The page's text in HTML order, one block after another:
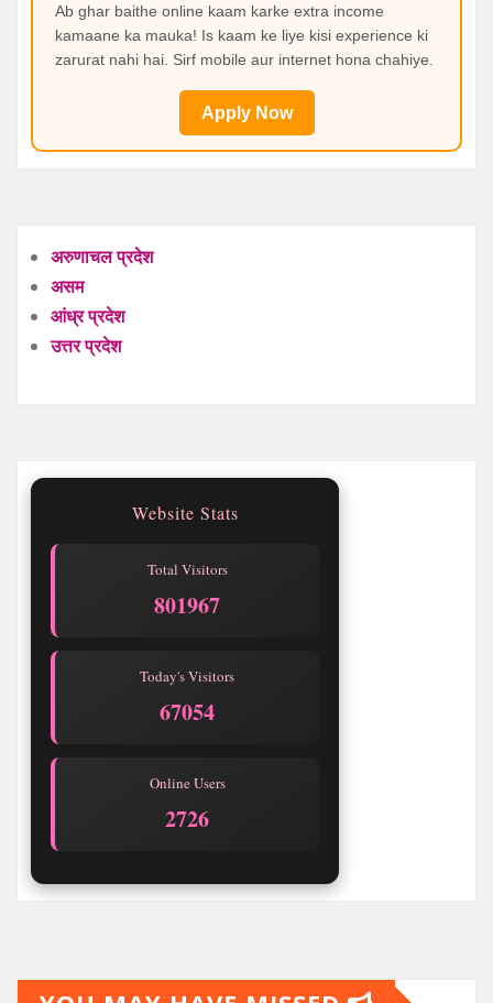
Ab ghar baithe online kaam karke extra income
kamaane ka mauka! Is kaam ke liye kisi experience ki
zarurat nahi hai. Sirf mobile aur internet hona chahiye.
Apply Now
अरुणाचल प्रदेश
असम
आंध्र प्रदेश
उत्तर प्रदेश
Website Stats
Total Visitors
801967
Today's Visitors
67054
Online Users
2726